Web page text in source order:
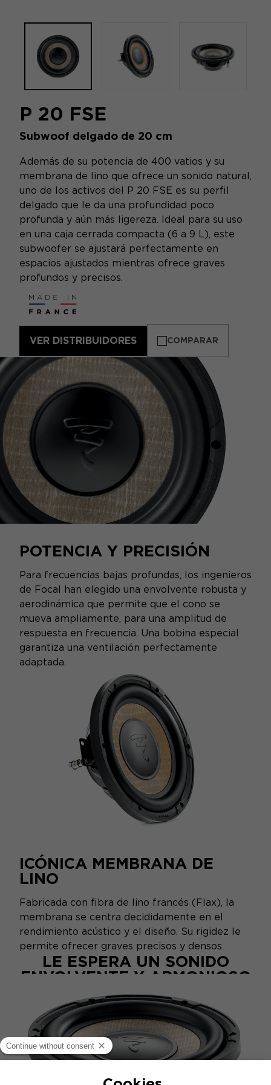
P 20 FSE
Subwoof delgado de 20 cm
Además de su potencia de 400 vatios y su
membrana de lino que ofrece un sonido natural,
uno de los activos del P 20 FSE es su perfil
delgado que le da una profundidad poco
profunda y aún más ligereza. Ideal para su uso
en una caja cerrada compacta (6 a 9 L), este
subwoofer se ajustará perfectamente en
espacios ajustados mientras ofrece graves
profundos y precisos.
VER DISTRIBUIDORES COMPARAR
POTENCIA Y PRECISIÓN
Para frecuencias bajas profundas, los ingenieros
de Focal han elegido una envolvente robusta y
aerodinámica que permite que el cono se
mueva ampliamente, para una amplitud de
respuesta en frecuencia. Una bobina especial
garantiza una ventilación perfectamente
adaptada.
ICÓNICA MEMBRANA DE
LINO
Fabricada con fibra de lino francés (Flax), la
membrana se centra decididamente en el
rendimiento acústico y el diseño. Su rigidez le
permite ofrecer graves precisos y densos.
LE ESPERA UN SONIDO
ENVOLVENTE Y ARMONIOSO